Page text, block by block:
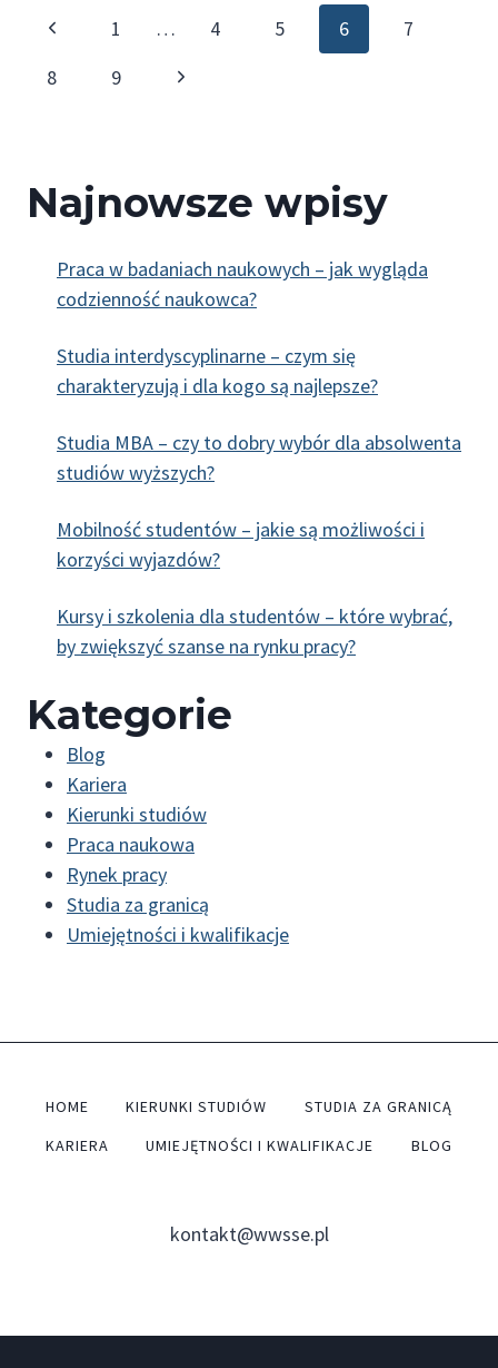
Nawigacja
strony
Poprzednia
strona
1 … 4 5 6
7
8
9
Następna
Najnowsze wpisy
Praca w badaniach naukowych – jak wygląda
codzienność naukowca?
Studia interdyscyplinarne – czym się
charakteryzują i dla kogo są najlepsze?
Studia MBA – czy to dobry wybór dla absolwenta
studiów wyższych?
Mobilność studentów – jakie są możliwości i
korzyści wyjazdów?
Kursy i szkolenia dla studentów – które wybrać,
by zwiększyć szanse na rynku pracy?
Kategorie
Blog
Kariera
Kierunki studiów
Praca naukowa
Rynek pracy
Studia za granicą
Umiejętności i kwalifikacje
HOME KIERUNKI STUDIÓW
STUDIA ZA GRANICĄ
KARIERA
UMIEJĘTNOŚCI I KWALIFIKACJE BLOG
kontakt@wwsse.pl